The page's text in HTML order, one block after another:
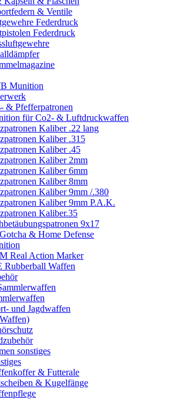
& Ventile
Federdruck
Federdruck
Munition
& Pfefferpatronen
für Co2- & Luftdruckwaffen
Kaliber .22 lang
Kaliber .315
Kaliber .45
Kaliber 2mm
Kaliber 6mm
Kaliber 8mm
Kaliber 9mm /.380
Kaliber 9mm P.A.K.
Kaliber.35
9x17
& Home Defense
Real Action Marker
Rubberball Waffen
und Jagdwaffen
sonstiges
& Futterale
& Kugelfänge